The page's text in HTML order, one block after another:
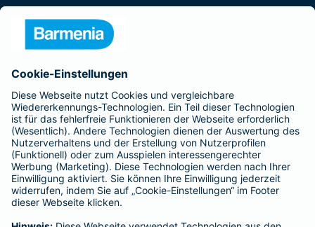
Barmenia ist Teil der BarmeniaGothaer
BELIEBTE SEITEN
Kranken-Zusatzversicherung
Tierversicherungen
Haftpflichtversicherung
Hausratversicherung